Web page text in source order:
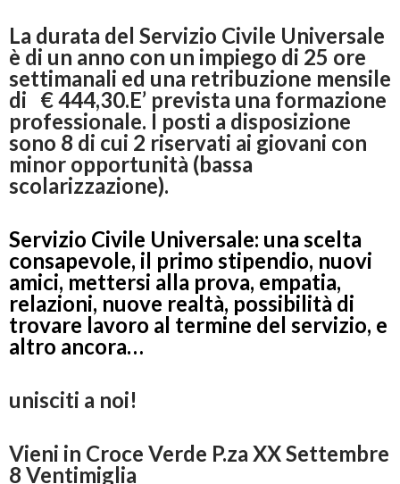
La durata del Servizio Civile Universale
è di un anno con un impiego di 25 ore
settimanali ed una retribuzione mensile
di € 444,30.E’ prevista una formazione
professionale. I posti a disposizione
sono 8 di cui 2 riservati ai giovani con
minor opportunità (bassa
scolarizzazione).
Servizio Civile Universale: una scelta
consapevole, il primo stipendio, nuovi
amici, mettersi alla prova, empatia,
relazioni, nuove realtà, possibilità di
trovare lavoro al termine del servizio, e
altro ancora…
unisciti a noi!
Vieni in Croce Verde P.za XX Settembre
8 Ventimiglia